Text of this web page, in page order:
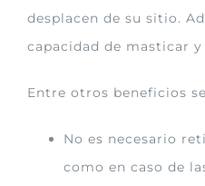
desplacen de su sitio.
capacidad de masticar y
Entre otros beneficios
No es necesario
como en caso de